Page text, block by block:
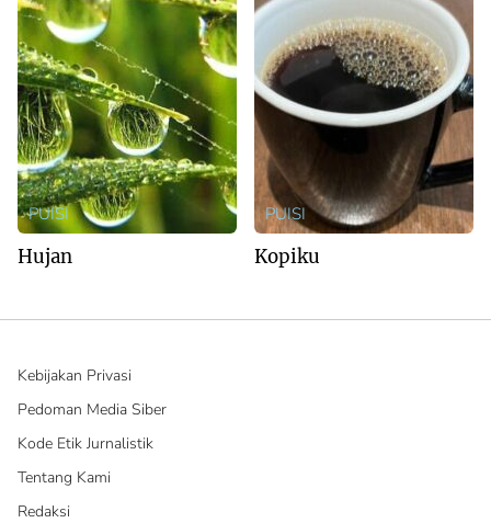
PUISI
Hujan
PUISI
Kopiku
Kebijakan Privasi
Pedoman Media Siber
Kode Etik Jurnalistik
Tentang Kami
Redaksi